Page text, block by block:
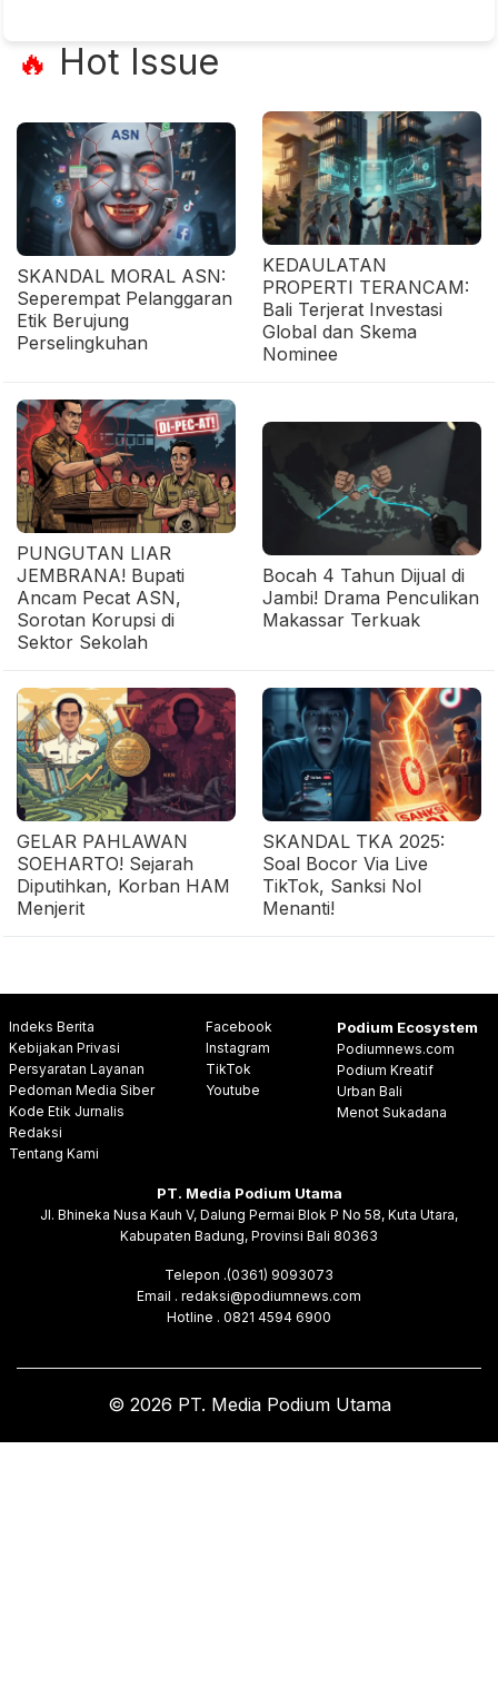
🔥 Hot Issue
SKANDAL MORAL ASN:
Seperempat Pelanggaran
Etik Berujung
Perselingkuhan
KEDAULATAN
PROPERTI TERANCAM:
Bali Terjerat Investasi
Global dan Skema
Nominee
PUNGUTAN LIAR
JEMBRANA! Bupati
Ancam Pecat ASN,
Sorotan Korupsi di
Sektor Sekolah
Bocah 4 Tahun Dijual di
Jambi! Drama Penculikan
Makassar Terkuak
GELAR PAHLAWAN
SOEHARTO! Sejarah
Diputihkan, Korban HAM
Menjerit
SKANDAL TKA 2025:
Soal Bocor Via Live
TikTok, Sanksi Nol
Menanti!
Indeks Berita
Kebijakan Privasi
Persyaratan Layanan
Pedoman Media Siber
Kode Etik Jurnalis
Redaksi
Tentang Kami
Facebook
Instagram
TikTok
Youtube
Podium Ecosystem
Podiumnews.com
Podium Kreatif
Urban Bali
Menot Sukadana
PT. Media Podium Utama
Jl. Bhineka Nusa Kauh V, Dalung Permai Blok P No 58, Kuta Utara,
Kabupaten Badung, Provinsi Bali 80363
Telepon .(0361) 9093073
Email . redaksi@podiumnews.com
Hotline . 0821 4594 6900
© 2026 PT. Media Podium Utama